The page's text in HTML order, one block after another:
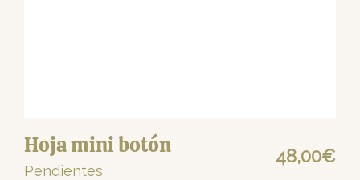
Hoja mini botón
Pendientes
48,00€